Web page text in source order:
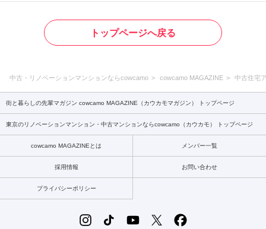
トップページへ戻る
中古・リノベーションマンションならcowcamo cowcamo MAGAZINE 中古住宅
街と暮らしの先輩マガジン cowcamo MAGAZINE（カウカモマガジン） トップページ
東京のリノベーションマンション・中古マンションならcowcamo（カウカモ） トップページ
cowcamo MAGAZINEとは メンバー一覧
採用情報 お問い合わせ
プライバシーポリシー